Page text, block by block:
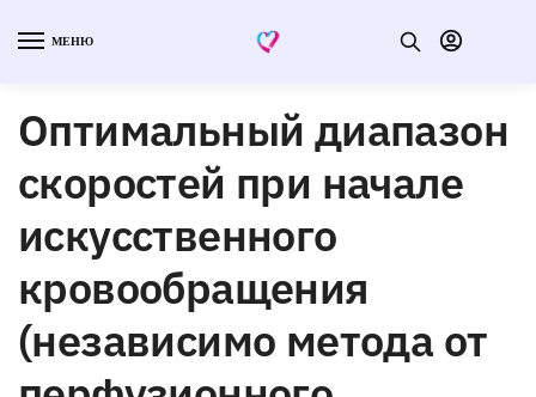
МЕНЮ
Оптимальный диапазон
скоростей при начале
искусственного
кровообращения
(независимо метода от